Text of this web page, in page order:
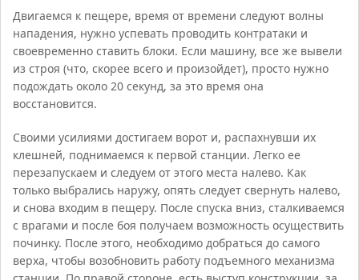
Двигаемся к пещере, время от времени следуют волны
нападения, нужно успевать проводить контратаки и
своевременно ставить блоки. Если машину, все же вывели
из строя (что, скорее всего и произойдет), просто нужно
подождать около 20 секунд, за это время она
восстановится.
Своими усилиями достигаем ворот и, распахнувши их
клешней, поднимаемся к первой станции. Легко ее
перезапускаем и следуем от этого места налево. Как
только выбрались наружу, опять следует свернуть налево,
и снова входим в пещеру. После спуска вниз, сталкиваемся
с врагами и после боя получаем возможность осуществить
починку. После этого, необходимо добраться до самого
верха, чтобы возобновить работу подъемного механизма